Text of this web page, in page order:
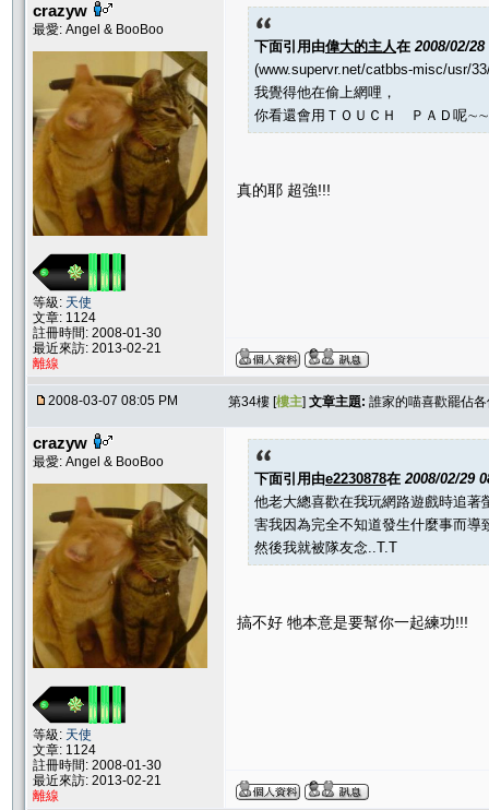
crazyw
最愛: Angel & BooBoo
等級: 天使
文章: 1124
註冊時間: 2008-01-30
最近來訪: 2013-02-21
離線
下面引用由偉大的主人在 2008/02/
(www.supervr.net/catbbs-misc/usr/
我覺得他在偷上網哩，
你看還會用ＴＯＵＣＨ ＰＡＤ呢
真的耶 超強!!!
2008-03-07 08:05 PM 第34樓 [樓主] 文章主題: 誰家的喵喜歡罷佔
crazyw
最愛: Angel & BooBoo
等級: 天使
文章: 1124
註冊時間: 2008-01-30
最近來訪: 2013-02-21
離線
下面引用由e2230878在 2008/02/29
他老大總喜歡在我玩網路遊戲時追著
害我因為完全不知道發生什麼事而導
然後我就被隊友念..T.T
搞不好 牠本意是要幫你一起練功!!!